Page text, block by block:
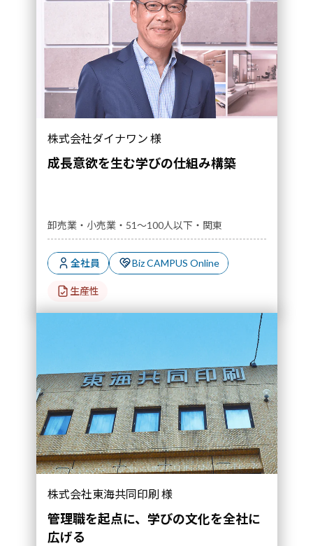
株式会社ダイナワン 様
成長意欲を生む学びの仕組み構築
卸売業・小売業・51～100人以下・関東
全社員 Biz CAMPUS Online
生産性
株式会社東海共同印刷 様
管理職を起点に、学びの文化を全社に
広げる